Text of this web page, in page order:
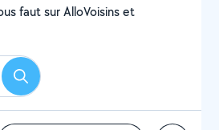
faut sur AlloVoisins et
Rechercher